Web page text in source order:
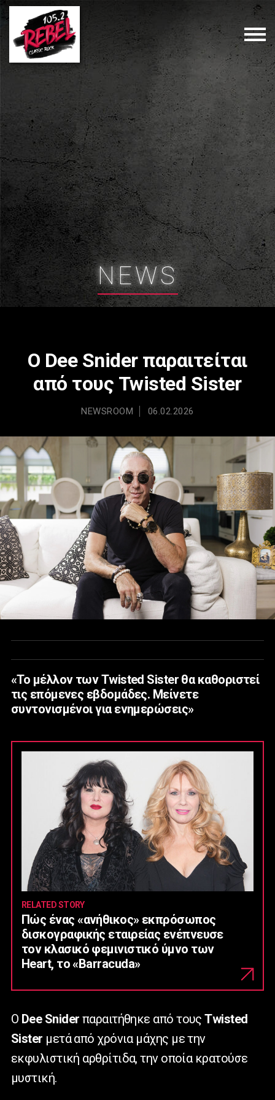
NEWS
Ο Dee Snider παραιτείται
από τους Twisted Sister
NEWSROOM 06.02.2026
«Το μέλλον των Twisted Sister θα καθοριστεί
τις επόμενες εβδομάδες. Μείνετε
συντονισμένοι για ενημερώσεις»
RELATED STORY
Πώς ένας «ανήθικος» εκπρόσωπος
δισκογραφικής εταιρείας ενέπνευσε
τον κλασικό φεμινιστικό ύμνο των
Heart, το «Barracuda»
Ο Dee Snider παραιτήθηκε από τουςTwisted
Sister μετά από χρόνια μάχης με την
εκφυλιστική αρθρίτιδα, την οποία κρατούσε
μυστική.